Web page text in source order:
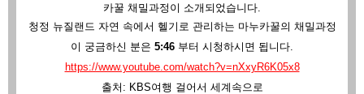
카꿀 채밀과정이 소개되었습니다.
청정 뉴질랜드 자연 속에서 헬기로 관리하는 마누카꿀의 채밀과정
이 궁금하신 분은 5:46 부터 시청하시면 됩니다.
https://www.youtube.com/watch?v=nXxyR6K05x8
출처: KBS여행 걸어서 세계속으로